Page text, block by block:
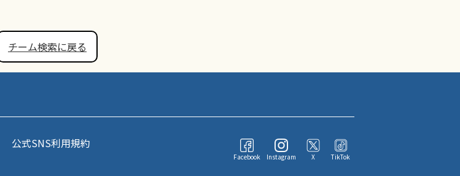
チーム検索に戻る
公式SNS利用規約
Facebook Instagram X TikTok